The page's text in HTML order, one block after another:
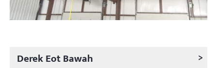
Derek Eot Bawah >